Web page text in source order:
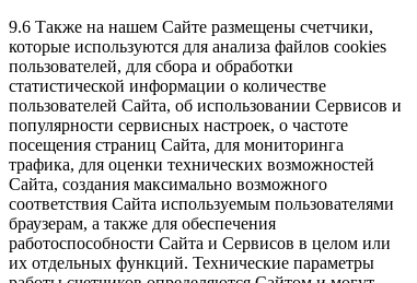
9.6 Также на нашем Сайте размещены счетчики,
которые используются для анализа файлов cookies
пользователей, для сбора и обработки
статистической информации о количестве
пользователей Сайта, об использовании Сервисов и
популярности сервисных настроек, о частоте
посещения страниц Сайта, для мониторинга
трафика, для оценки технических возможностей
Сайта, создания максимально возможного
соответствия Сайта используемым пользователями
браузерам, а также для обеспечения
работоспособности Сайта и Сервисов в целом или
их отдельных функций. Технические параметры